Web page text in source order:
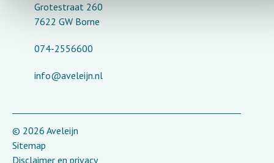
Grotestraat 260
7622 GW Borne
074-2556600
info@aveleijn.nl
© 2026 Aveleijn
Sitemap
Disclaimer en privacy